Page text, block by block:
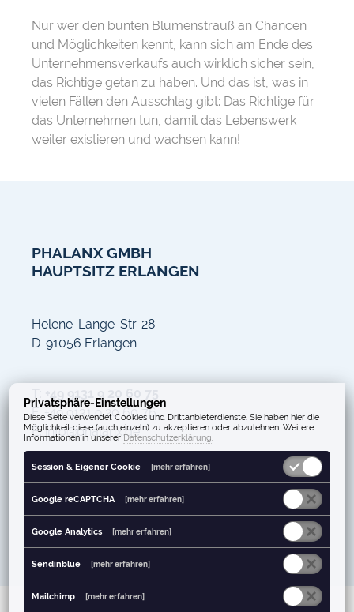
Nur wer den bunten Blumenstrauß an Chancen
und Möglichkeiten kennt, kann sich am Ende des
Unternehmensverkaufs auch wirklich sicher sein,
das Richtige getan zu haben. Und das ist, was in
vielen Fällen den Ausschlag gibt: Das Richtige für
das Unternehmen tun, damit das Lebenswerk
weiter existieren und wachsen kann!
PHALANX GMBH
HAUPTSITZ ERLANGEN
Helene-Lange-Str. 28
D-91056 Erlangen
F: +49 9131 9 20 60 76
E: info@phalanx.de
Privatsphäre-Einstellungen
Diese Seite verwendet Cookies und Drittanbieterdienste. Sie haben hier die
Möglichkeit diese (auch einzeln) zu akzeptieren oder abzulehnen. Weitere
Informationen in unserer Datenschutzerklärung.
Session & Eigener Cookie [mehr erfahren]
Google reCAPTCHA [mehr erfahren]
Google Analytics [mehr erfahren]
Sendinblue [mehr erfahren]
Mailchimp [mehr erfahren]